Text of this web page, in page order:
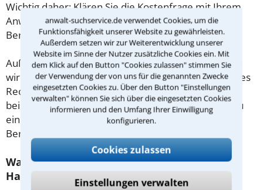
anwalt-suchservice.de verwendet Cookies, um die
Funktionsfähigkeit unserer Website zu gewährleisten.
Außerdem setzen wir zur Weiterentwicklung unserer
Website im Sinne der Nutzer zusätzliche Cookies ein. Mit
dem Klick auf den Button "Cookies zulassen" stimmen Sie
der Verwendung der von uns für die genannten Zwecke
eingesetzten Cookies zu. Über den Button "Einstellungen
verwalten" können Sie sich über die eingesetzten Cookies
informieren und den Umfang Ihrer Einwilligung
konfigurieren.
Cookies zulassen
Einstellungen verwalten
Wichtig daher: Klären Sie die Kostenfrage mit Ihrem
Anwalt aus Ahrensbök schon zu Beginn der ersten
Beratung.
Außerdem gut zu wissen: Gemäß § 34 Absatz 2 RVG
wird die Beratungsgebühr auf weitere Tätigkeiten des
Rechtsanwalts angerechnet. Sollte es also
beispielsweise aufgrund des Beratungsgesprächs zu
einem Prozess kommen, so kann der Anwalt diese
Beratungsgebühr nicht mehr abrechnen.
Was tun wenn ich mir keinen Anwalt für
Haftpflichtversicherung leisten kann?